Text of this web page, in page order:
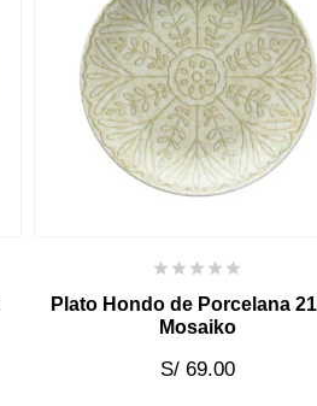
Plato Hondo de Porcelana
Mosaiko
S/69.00